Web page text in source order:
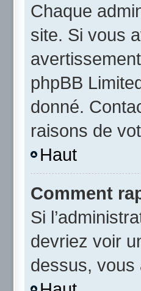
Chaque
site. Si vous
phpBB
donné.
raisons de
Haut
Comment
Si
devriez voir
dessus, vous